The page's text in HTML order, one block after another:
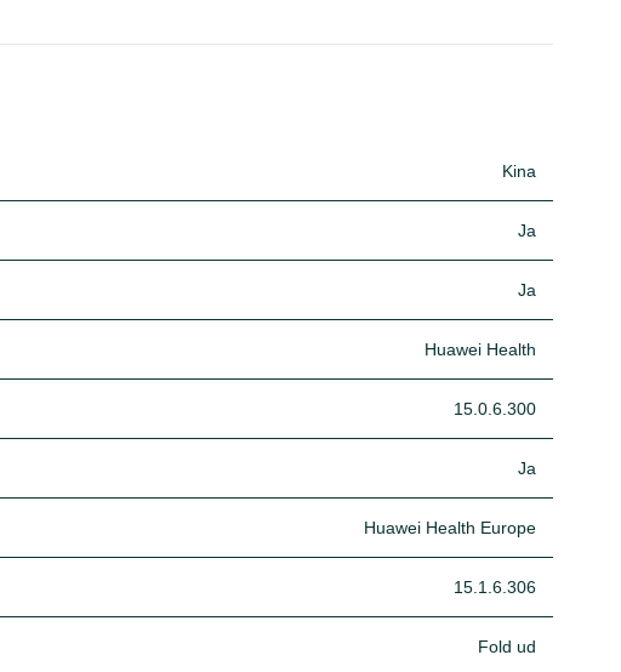
Kina
Ja
Ja
Huawei Health
15.0.6.300
Ja
Huawei Health Europe
15.1.6.306
Fold ud